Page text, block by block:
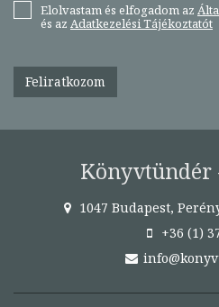
Elolvastam és elfogadom az
és az Adatkezelési Tájékoztatót
Feliratkozom
Könyvtündér
1047 Budapest,
+36 (1)